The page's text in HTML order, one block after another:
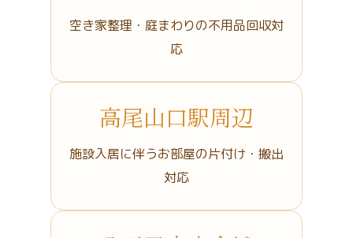
空き家整理・庭まわりの不用品回収対
応
高尾山口駅周辺
施設入居に伴うお部屋の片付け・搬出
対応